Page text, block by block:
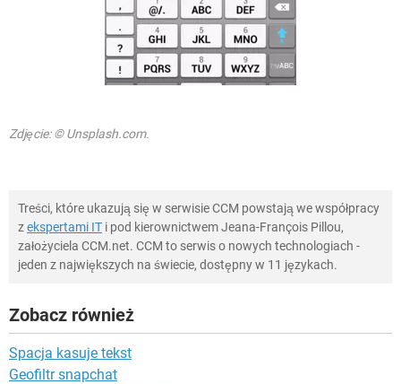
Zdjęcie: © Unsplash.com.
Treści, które ukazują się w serwisie CCM powstają we współpracy
zekspertami IT i pod kierownictwem Jeana-François Pillou,
założyciela CCM.net. CCM to serwis o nowych technologiach -
jeden z największych na świecie, dostępny w 11 językach.
Zobacz również
Spacja kasuje tekst
Geofiltr snapchat